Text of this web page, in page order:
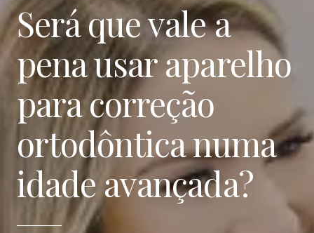
Será que vale a
pena usar aparelho
para correção
ortodôntica numa
idade avançada?